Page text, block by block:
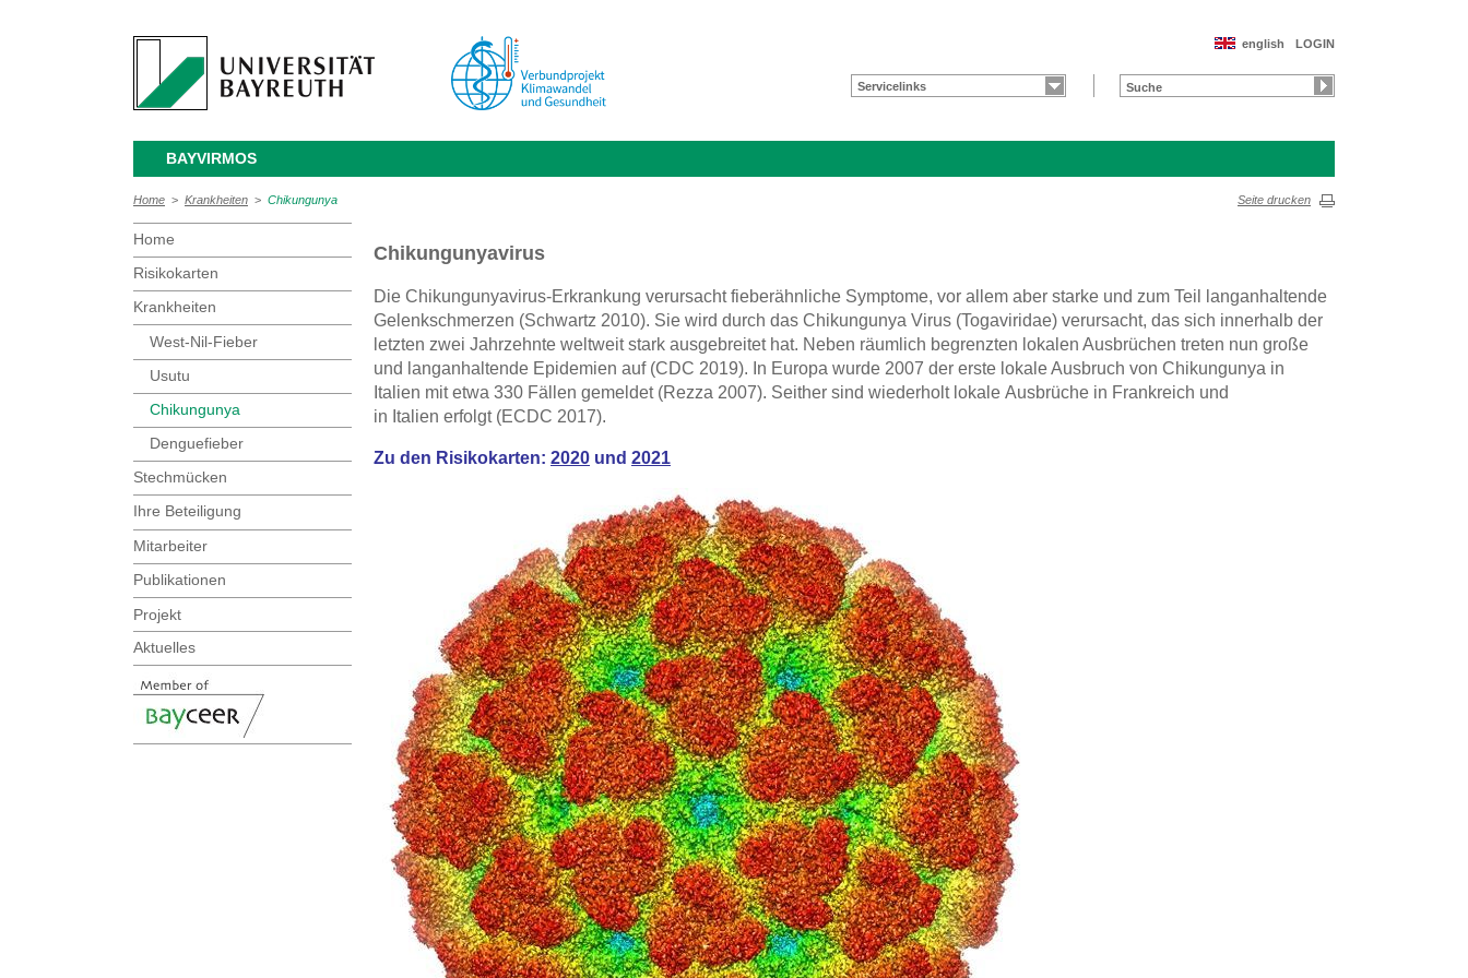
LOGIN
english
Servicelinks
BAYVIRMOS
Home > Krankheiten > Chikungunya Seite drucken
Home
Risikokarten
Krankheiten
West-Nil-Fieber
Usutu
Chikungunya
Denguefieber
Stechmücken
Ihre Beteiligung
Mitarbeiter
Publikationen
Projekt
Aktuelles
Chikungunyavirus
Die Chikungunyavirus-Erkrankung verursacht fieberähnliche Symptome, vor allem aber starke und zum Teil langanhaltende
Gelenkschmerzen (Schwartz 2010). Sie wird durch das Chikungunya Virus (Togaviridae) verursacht, das sich innerhalb der
letzten zwei Jahrzehnte weltweit stark ausgebreitet hat. Neben räumlich begrenzten lokalen Ausbrüchen treten nun große
und langanhaltende Epidemien auf (CDC 2019). In Europa wurde 2007 der erste lokale Ausbruch von Chikungunya in
Italien mit etwa 330 Fällen gemeldet (Rezza 2007). Seither sind wiederholt lokale Ausbrüche in Frankreich und
in Italien erfolgt (ECDC 2017).
Zu den Risikokarten: 2020 und 2021